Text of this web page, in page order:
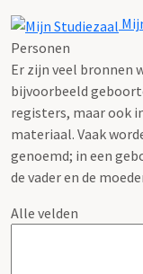
Personen
Er zijn veel bronnen
bijvoorbeeld
registers, maar ook
materiaal. Vaak
genoemd; in een
de vader en de
Alle velden